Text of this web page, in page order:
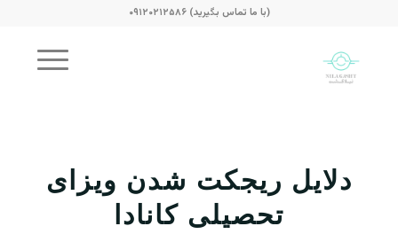
(با ما تماس بگیرید) ۰۹۱۲۰۲۱۲۵۸۶
دلایل ریجکت شدن ویزای
تحصیلی کانادا